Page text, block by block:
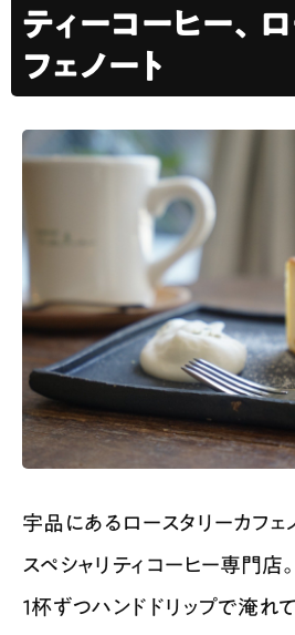
ティーコーヒー、
フェノート
宇品にあるロースタリーカフェ
スペシャリティコーヒー専門店。
１杯ずつハンドドリップで淹れ